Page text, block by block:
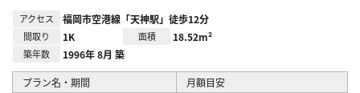
アクセス 福岡市空港線「天神駅」徒歩12分
間取り 1K 面積 18.52m²
築年数 1996年 8月 築
プラン名・期間 月額目安